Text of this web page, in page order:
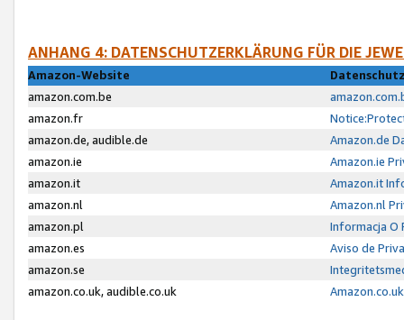
ANHANG 4: DATENSCHUTZERKLÄRUNG FÜR DIE
Amazon-Website
amazon.com.be
amazon.fr
amazon.de, audible.de
Amazon.de
amazon.ie
Amazon.ie
amazon.it
Amazon.it
amazon.nl
Amazon.nl
amazon.pl
Informacja O
amazon.es
Aviso de
amazon.se
amazon.co.uk, audible.co.uk